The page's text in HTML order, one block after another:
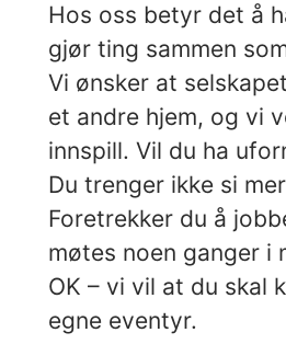
Hos oss betyr det å
gjør ting sammen
Vi ønsker at
et andre hjem, og vi
innspill. Vil du ha
Du trenger ikke si
Foretrekker du å
møtes noen ganger i
OK – vi vil at du skal
egne eventyr.